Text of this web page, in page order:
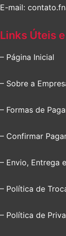
E-mail:
Links Úteis
– Página Inicial
– Sobre a
– Formas de
– Confirmar
– Envio, Entrega
– Política de
– Política de